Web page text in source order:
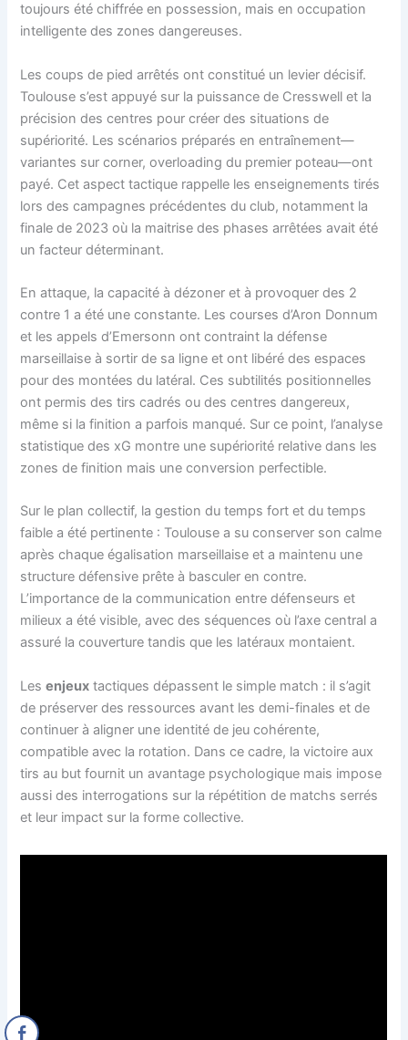
toujours été chiffrée en possession, mais en occupation
intelligente des zones dangereuses.
Les coups de pied arrêtés ont constitué un levier décisif.
Toulouse s’est appuyé sur la puissance de Cresswell et la
précision des centres pour créer des situations de
supériorité. Les scénarios préparés en entraînement—
variantes sur corner, overloading du premier poteau—ont
payé. Cet aspect tactique rappelle les enseignements tirés
lors des campagnes précédentes du club, notamment la
finale de 2023 où la maitrise des phases arrêtées avait été
un facteur déterminant.
En attaque, la capacité à dézoner et à provoquer des 2
contre 1 a été une constante. Les courses d’Aron Donnum
et les appels d’Emersonn ont contraint la défense
marseillaise à sortir de sa ligne et ont libéré des espaces
pour des montées du latéral. Ces subtilités positionnelles
ont permis des tirs cadrés ou des centres dangereux,
même si la finition a parfois manqué. Sur ce point, l’analyse
statistique des xG montre une supériorité relative dans les
zones de finition mais une conversion perfectible.
Sur le plan collectif, la gestion du temps fort et du temps
faible a été pertinente : Toulouse a su conserver son calme
après chaque égalisation marseillaise et a maintenu une
structure défensive prête à basculer en contre.
L’importance de la communication entre défenseurs et
milieux a été visible, avec des séquences où l’axe central a
assuré la couverture tandis que les latéraux montaient.
Lesenjeux tactiques dépassent le simple match : il s’agit
de préserver des ressources avant les demi-finales et de
continuer à aligner une identité de jeu cohérente,
compatible avec la rotation. Dans ce cadre, la victoire aux
tirs au but fournit un avantage psychologique mais impose
aussi des interrogations sur la répétition de matchs serrés
et leur impact sur la forme collective.